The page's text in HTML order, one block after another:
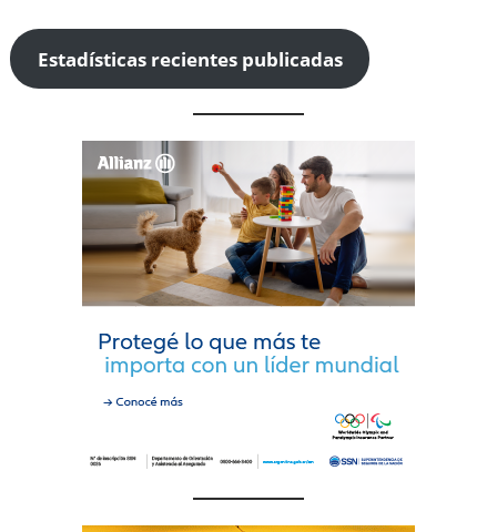
Estadísticas recientes publicadas